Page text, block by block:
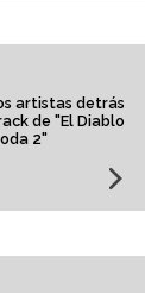
artistas detrás
de "El Diablo
2"